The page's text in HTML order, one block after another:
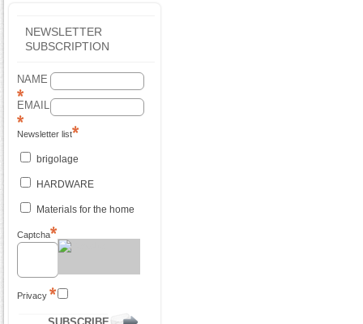
NEWSLETTER
SUBSCRIPTION
NAME
EMAIL
Newsletter list
brigolage
HARDWARE
Materials for the home
Captcha
Privacy